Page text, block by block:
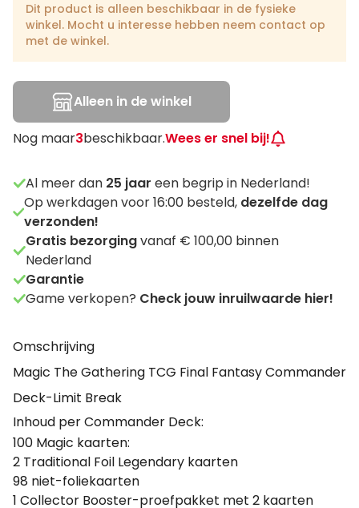
Dit product is alleen beschikbaar in de fysieke
winkel. Mocht u interesse hebben neem contact op
met de winkel.
Alleen in de winkel
Nog maar3beschikbaar.Wees er snel bij!
Al meer dan 25 jaar een begrip in Nederland!
Op werkdagen voor 16:00 besteld, dezelfde dag
verzonden!
Gratis bezorgingvanaf € 100,00 binnen
Nederland
Garantie
Game verkopen? Check jouw inruilwaarde hier!
Omschrijving
Magic The Gathering TCG Final Fantasy Commander
Deck-Limit Break
Inhoud per Commander Deck:
100 Magic kaarten:
2 Traditional Foil Legendary kaarten
98 niet-foliekaarten
1 Collector Booster-proefpakket met 2 kaarten